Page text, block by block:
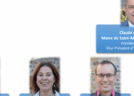
devenant majeur est
listes électorales de la commune
fait les démarches de
16 ans. Une inscription d’office
du fait d’un recensement tardif